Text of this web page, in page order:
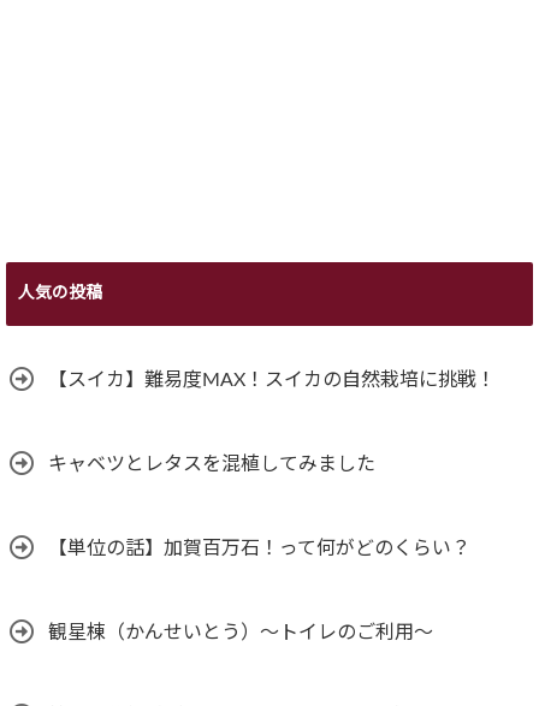
人気の投稿
【スイカ】難易度MAX！スイカの自然栽培に挑戦！
キャベツとレタスを混植してみました
【単位の話】加賀百万石！って何がどのくらい？
観星棟（かんせいとう）～トイレのご利用～